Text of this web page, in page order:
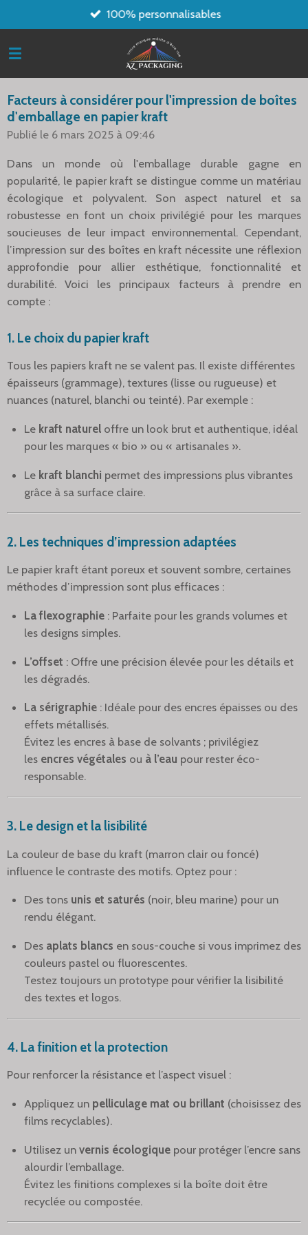
au
contenu
100% personnalisables
Facteurs à considérer pour l'impression de boîtes
d'emballage en papier kraft
Publié le 6 mars 2025 à 09:46
Dans un monde où l'emballage durable gagne en
popularité, le papier kraft se distingue comme un matériau
écologique et polyvalent. Son aspect naturel et sa
robustesse en font un choix privilégié pour les marques
soucieuses de leur impact environnemental. Cependant,
l’impression sur des boîtes en kraft nécessite une réflexion
approfondie pour allier esthétique, fonctionnalité et
durabilité. Voici les principaux facteurs à prendre en
compte :
1. Le choix du papier kraft
Tous les papiers kraft ne se valent pas. Il existe différentes
épaisseurs (grammage), textures (lisse ou rugueuse) et
nuances (naturel, blanchi ou teinté). Par exemple :
Le kraft naturel offre un look brut et authentique, idéal
pour les marques « bio » ou « artisanales ».
Le kraft blanchi permet des impressions plus vibrantes
grâce à sa surface claire.
2. Les techniques d’impression adaptées
Le papier kraft étant poreux et souvent sombre, certaines
méthodes d’impression sont plus efficaces :
La flexographie : Parfaite pour les grands volumes et
les designs simples.
L’offset : Offre une précision élevée pour les détails et
les dégradés.
La sérigraphie : Idéale pour des encres épaisses ou des
effets métallisés.
Évitez les encres à base de solvants ; privilégiez
les encres végétales ou à l’eau pour rester éco-
responsable.
3. Le design et la lisibilité
La couleur de base du kraft (marron clair ou foncé)
influence le contraste des motifs. Optez pour :
Des tons unis et saturés (noir, bleu marine) pour un
rendu élégant.
Des aplats blancs en sous-couche si vous imprimez des
couleurs pastel ou fluorescentes.
Testez toujours un prototype pour vérifier la lisibilité
des textes et logos.
4. La finition et la protection
Pour renforcer la résistance et l’aspect visuel :
Appliquez un pelliculage mat ou brillant (choisissez des
films recyclables).
Utilisez un vernis écologique pour protéger l’encre sans
alourdir l’emballage.
Évitez les finitions complexes si la boîte doit être
recyclée ou compostée.